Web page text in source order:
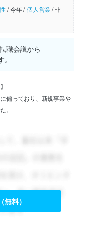
/今年 / 個人営業/非
職会議から
偏っており、新規事業や
。
無料）